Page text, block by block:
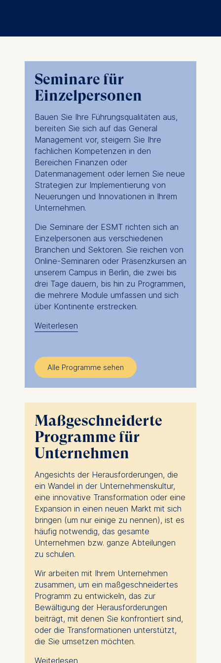
Seminare für
Einzelpersonen
Bauen Sie Ihre Führungsqualitäten aus,
bereiten Sie sich auf das General
Management vor, steigern Sie Ihre
fachlichen Kompetenzen in den
Bereichen Finanzen oder
Datenmanagement oder lernen Sie neue
Strategien zur Implementierung von
Neuerungen und Innovationen in Ihrem
Unternehmen.
Die Seminare der ESMT richten sich an
Einzelpersonen aus verschiedenen
Branchen und Sektoren. Sie reichen von
Online-Seminaren oder Präsenzkursen an
unserem Campus in Berlin, die zwei bis
drei Tage dauern, bis hin zu Programmen,
die mehrere Module umfassen und sich
über Kontinente erstrecken.
Wie auch immer Sie sich entscheiden,
bieten Ihnen die Möglichkeit, Ihr
lebenslanges Lernen zu beschleunigen
und sich den neuesten
Herausforderungen zu stellen, denen Sie
in Ihrer Funktion gegenüberstehen.
Profitieren Sie von neuen Perspektiven
und Expertenwissen, sowohl von
Professoren als auch von Peers, die aus
einer Vielzahl von Branchen, Funktionen
und Berufsebenen kommen.
Peer-to-Peer-Learning, interaktive
Klassenzimmer und sichere Räume zum
Experimentieren und Ausprobieren neuer
Ideen sind Kernbestandteile des
Weiterbildungsangebots der ESMT.
Sie können an mehreren Seminaren
teilnehmen und ein Postgraduierten-
erfahren Sie mehr darüberhier.
Weiterlesen
Alle Programme sehen
Maßgeschneiderte
Programme für
Unternehmen
Angesichts der Herausforderungen, die
ein Wandel in der Unternehmenskultur,
eine innovative Transformation oder eine
Expansion in einen neuen Markt mit sich
bringen (um nur einige zu nennen), ist es
häufig notwendig, das gesamte
Unternehmen bzw. ganze Abteilungen
zu schulen.
Wir arbeiten mit Ihrem Unternehmen
zusammen, um ein maßgeschneidertes
Programm zu entwickeln, das zur
Bewältigung der Herausforderungen
beiträgt, mit denen Sie konfrontiert sind,
oder die Transformationen unterstützt,
die Sie umsetzen möchten.
Weiterlesen